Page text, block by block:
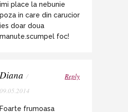
imi place la nebunie
poza in care din carucior
ies doar doua
manute.scumpel foc!
Diana /
09.05.2014
Reply
Foarte frumoasa